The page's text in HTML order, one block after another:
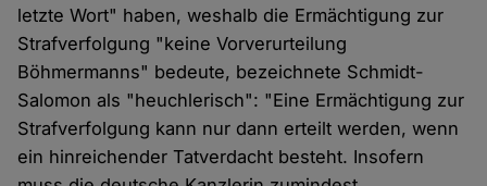
letzte Wort" haben, weshalb die Ermächtigung zur
Strafverfolgung "keine Vorverurteilung
Böhmermanns" bedeute, bezeichnete Schmidt-
Salomon als "heuchlerisch": "Eine Ermächtigung zur
Strafverfolgung kann nur dann erteilt werden, wenn
ein hinreichender Tatverdacht besteht. Insofern